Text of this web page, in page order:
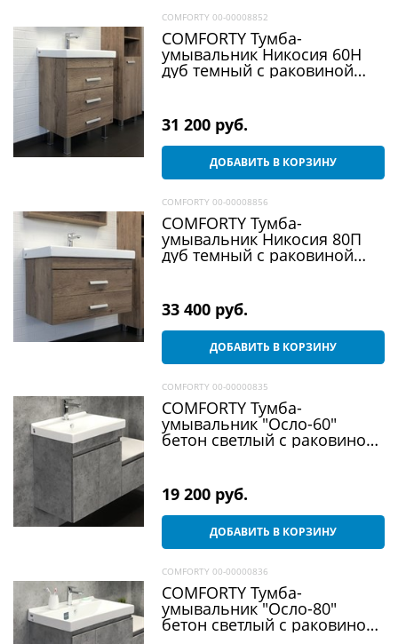
COMFORTY 00-00008852
COMFORTY Тумба-
умывальник Никосия 60Н
дуб темный с раковиной
31 200 руб.
ДОБАВИТЬ В КОРЗИНУ
COMFORTY 00-00008856
COMFORTY Тумба-
умывальник Никосия 80П
дуб темный с раковиной
33 400 руб.
ДОБАВИТЬ В КОРЗИНУ
COMFORTY 00-00000835
COMFORTY Тумба-
умывальник "Осло-60"
бетон светлый с раковиной
19 200 руб.
ДОБАВИТЬ В КОРЗИНУ
COMFORTY 00-00000836
COMFORTY Тумба-
умывальник "Осло-80"
бетон светлый с раковиной